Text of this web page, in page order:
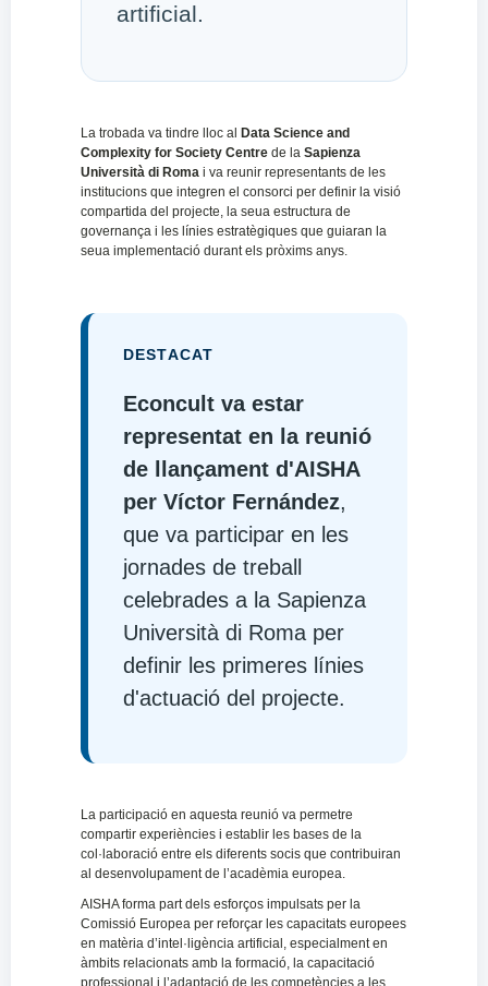
artificial.
La trobada va tindre lloc alData Science and
Complexity for Society Centre de laSapienza
Università di Roma i va reunir representants de les
institucions que integren el consorci per definir la visió
compartida del projecte, la seua estructura de
governança i les línies estratègiques que guiaran la
seua implementació durant els pròxims anys.
DESTACAT
Econcult va estar
representat en la reunió
de llançament d'AISHA
per Víctor Fernández,
que va participar en les
jornades de treball
celebrades a la Sapienza
Università di Roma per
definir les primeres línies
d'actuació del projecte.
La participació en aquesta reunió va permetre
compartir experiències i establir les bases de la
col·laboració entre els diferents socis que contribuiran
al desenvolupament de l’acadèmia europea.
AISHA forma part dels esforços impulsats per la
Comissió Europea per reforçar les capacitats europees
en matèria d’intel·ligència artificial, especialment en
àmbits relacionats amb la formació, la capacitació
professional i l’adaptació de les competències a les